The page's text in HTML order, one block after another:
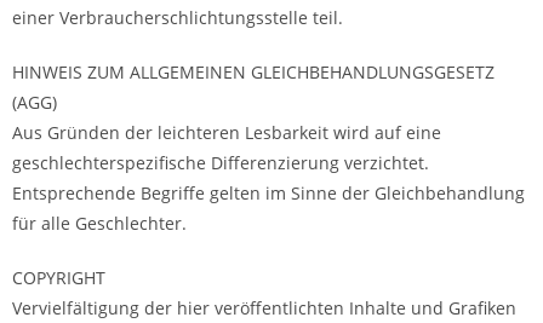
einer Verbraucherschlichtungsstelle teil.
HINWEIS ZUM ALLGEMEINEN GLEICHBEHANDLUNGSGESETZ
(AGG)
Aus Gründen der leichteren Lesbarkeit wird auf eine
geschlechterspezifische Differenzierung verzichtet.
Entsprechende Begriffe gelten im Sinne der Gleichbehandlung
für alle Geschlechter.
COPYRIGHT
Vervielfältigung der hier veröffentlichten Inhalte und Grafiken